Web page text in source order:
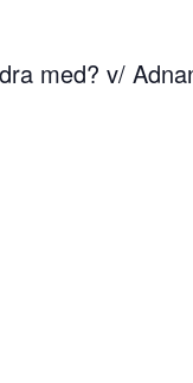
med? v/